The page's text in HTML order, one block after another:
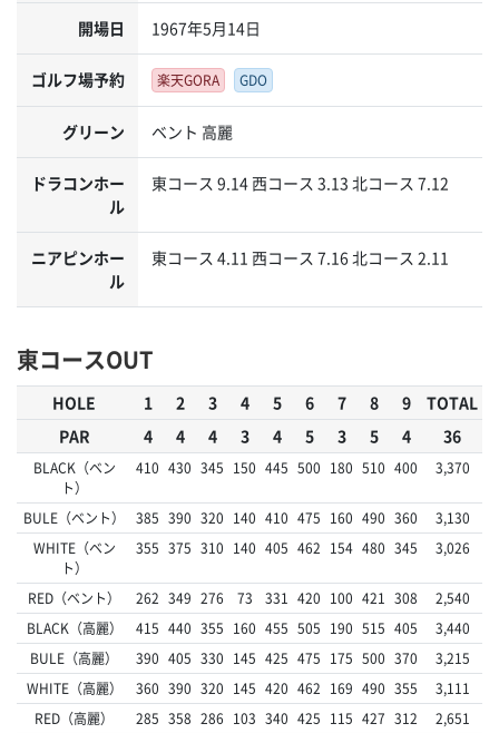
開場日 1967年5月14日
ゴルフ場予約 楽天GORA GDO
グリーン ベント 高麗
ドラコンホー
ル
東コース 9.14 西コース 3.13 北コース 7.12
ニアピンホー
ル
東コース 4.11 西コース 7.16 北コース 2.11
東コースOUT
HOLE 1 2 3 4 5 6 7 8 9
TOTAL
PAR
4 4 4 3 4 5 3 5 4 36
BLACK（ベン
ト）
410 430 345 150 445 500 180 510 400 3,370
BULE（ベント） 385 390 320 140 410 475 160 490 360
3,130
WHITE（ベン
ト）
355 375 310 140 405 462 154 480 345 3,026
RED（ベント） 262 349 276 73 331 420 100 421 308
2,540
BLACK（高麗）
415 440 355 160 455 505 190 515 405
3,440
BULE（高麗）
390 405 330 145 425 475 175 500 370
3,215
WHITE（高麗）
360 390 320 145 420 462 169 490 355
3,111
RED（高麗）
285 358 286 103 340 425 115 427 312
2,651